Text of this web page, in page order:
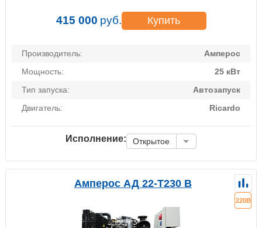
415 000 руб. Купить
Производитель:
Амперос
Мощность:
25 кВт
Тип запуска:
Автозапуск
Двигатель:
Ricardo
Исполнение: Открытое
Амперос АД 22-Т230 B
220В